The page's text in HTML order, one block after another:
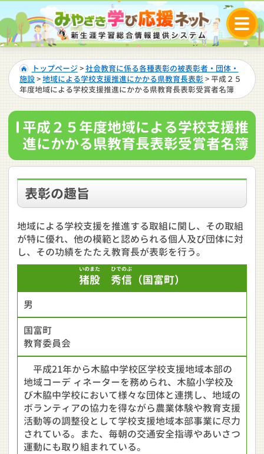
トップページ >社会教育に係る各種表彰の被表彰者・団体・
施設>地域による学校支援推進にかかる県教育長表彰> 平成２５
年度地域による学校支援推進にかかる県教育長表彰受賞者名簿
平成２５年度地域による学校支援推
進にかかる県教育長表彰受賞者名簿
表彰の趣旨
地域による学校支援を推進する取組に関し、その取組
が特に優れ、他の模範と認められる個人及び団体に対
し、その功績をたたえ教育長が表彰を行う。
猪股
いのまた
秀信
ひでのぶ
（国富町）
男
国富町
教育委員会
平成21年から木脇中学校区学校支援地域本部の
地域コーデ ィネーターを務められ、木脇小学校及
び木脇中学校において様々な団体と連携し、地域の
ボランティアの協力を得ながら農業体験や教育支援
活動等の調整役として学校支援地域本部事業に尽力
されている。また、毎朝の交通安全指導やあいさつ
運動にも取り組まれている。